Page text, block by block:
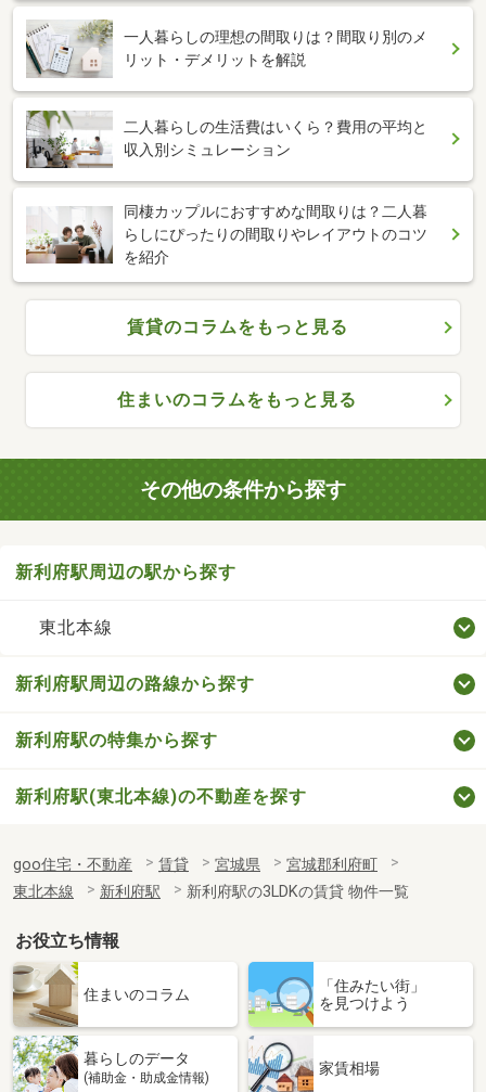
一人暮らしの理想の間取りは？間取り別のメ
リット・デメリットを解説
二人暮らしの生活費はいくら？費用の平均と
収入別シミュレーション
同棲カップルにおすすめな間取りは？二人暮
らしにぴったりの間取りやレイアウトのコツ
を紹介
賃貸のコラムをもっと見る
住まいのコラムをもっと見る
その他の条件から探す
新利府駅周辺の駅から探す
東北本線
新利府駅周辺の路線から探す
新利府駅の特集から探す
新利府駅(東北本線)の不動産を探す
goo住宅・不動産 賃貸 宮城県
宮城郡利府町
東北本線
新利府駅 新利府駅の3LDKの賃貸 物件一覧
お役立ち情報
住まいのコラム
「住みたい街」
を見つけよう
暮らしのデータ
(補助金・助成金情報)
家賃相場